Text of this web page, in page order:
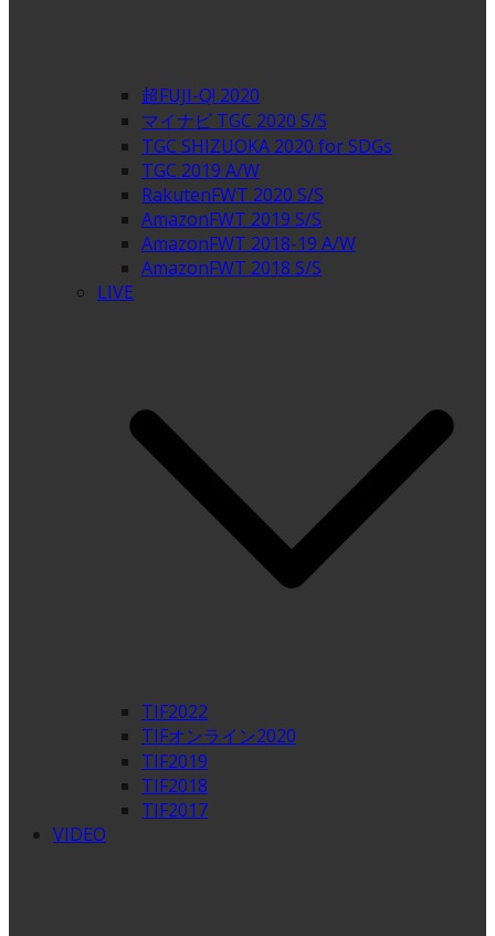
超FUJI-Q! 2020
マイナビ TGC 2020 S/S
TGC SHIZUOKA 2020 for SDGs
TGC 2019 A/W
RakutenFWT 2020 S/S
AmazonFWT 2019 S/S
AmazonFWT 2018-19 A/W
AmazonFWT 2018 S/S
LIVE
TIF2022
TIFオンライン2020
TIF2019
TIF2018
TIF2017
VIDEO